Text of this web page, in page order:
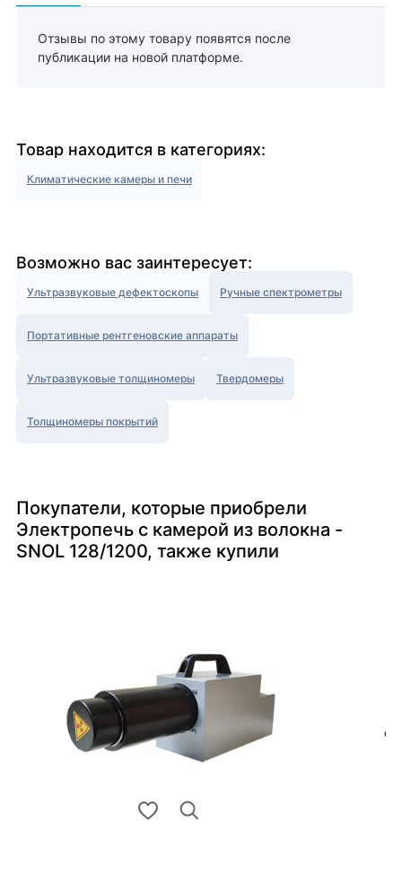
Отзывы по этому товару появятся после
публикации на новой платформе.
Товар находится в категориях:
Климатические камеры и печи
Возможно вас заинтересует:
Ультразвуковые дефектоскопы Ручные спектрометры
Портативные рентгеновские аппараты
Ультразвуковые толщиномеры Твердомеры
Толщиномеры покрытий
Покупатели, которые приобрели
Электропечь с камерой из волокна -
SNOL 128/1200, также купили